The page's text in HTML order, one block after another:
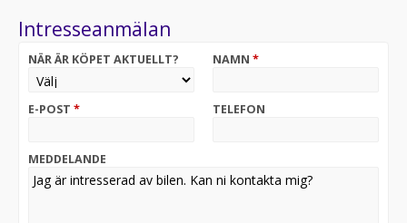
Intresseanmälan
NÄR ÄR KÖPET AKTUELLT? NAMN *
E-POST * TELEFON
MEDDELANDE